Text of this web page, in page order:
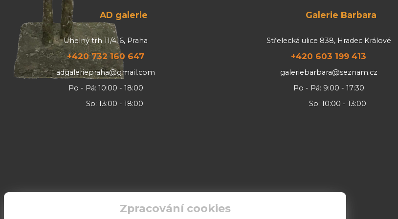
AD galerie
Uhelný trh 11/416, Praha
+420 732 160 647
adgaleriepraha@gmail.com
Po - Pá: 10:00 - 18:00
So: 13:00 - 18:00
Galerie Barbara
Střelecká ulice 838, Hradec Králové
+420 603 199 413
galeriebarbara@seznam.cz
Po - Pá: 9:00 - 17:30
So: 10:00 - 13:00
Zpracování cookies